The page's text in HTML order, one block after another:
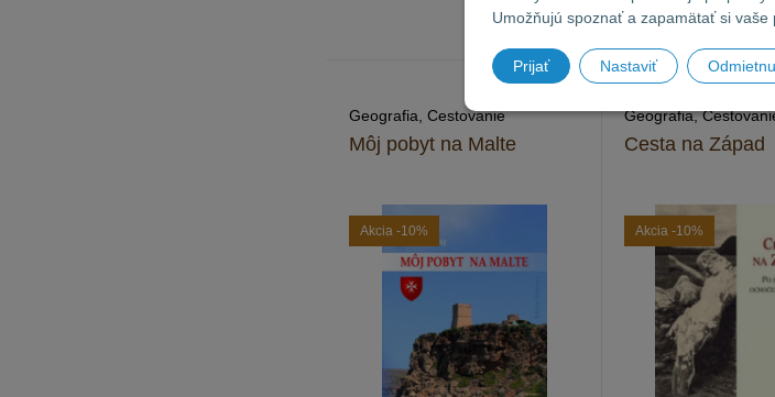
Umožňujú spoznať a zapamätať si vaše
Prijať Nastaviť
Geografia, Cestovanie
Môj pobyt na Malte
Akcia -10%
Geografia,
Cesta na Západ
Akcia -10%